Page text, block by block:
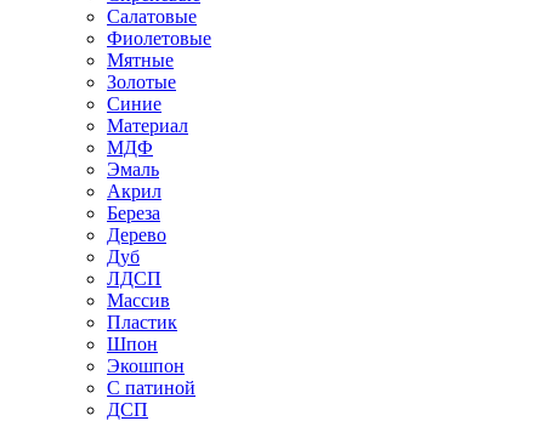
Салатовые
Фиолетовые
Мятные
Золотые
Синие
Материал
МДФ
Эмаль
Акрил
Береза
Дерево
Дуб
ЛДСП
Массив
Пластик
Шпон
Экошпон
С патиной
ДСП